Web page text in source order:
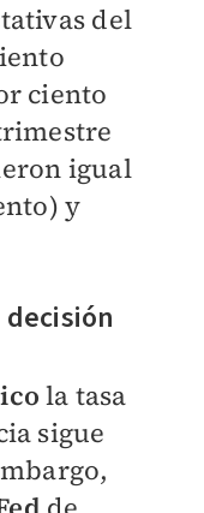
del
ciento
igual
y
la tasa
sigue